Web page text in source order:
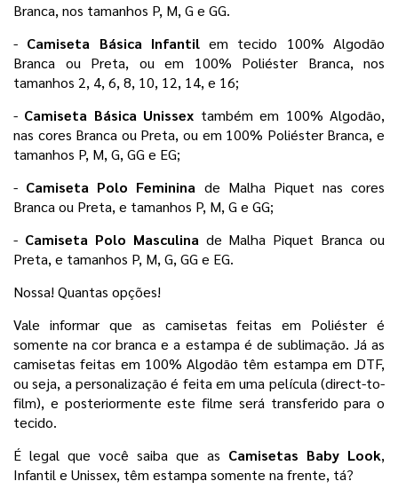
Branca, nos tamanhos P, M, G e GG.
- Camiseta Básica Infantil em tecido 100% Algodão
Branca ou Preta, ou em 100% Poliéster Branca, nos
tamanhos 2, 4, 6, 8, 10, 12, 14, e 16;
- Camiseta Básica Unissex também em 100% Algodão,
nas cores Branca ou Preta, ou em 100% Poliéster Branca, e
tamanhos P, M, G, GG e EG;
- Camiseta Polo Feminina de Malha Piquet nas cores
Branca ou Preta, e tamanhos P, M, G e GG;
- Camiseta Polo Masculina de Malha Piquet Branca ou
Preta, e tamanhos P, M, G, GG e EG.
Nossa! Quantas opções!
Vale informar que as camisetas feitas em Poliéster é
somente na cor branca e a estampa é de sublimação. Já as
camisetas feitas em 100% Algodão têm estampa em DTF,
ou seja, a personalização é feita em uma película (direct-to-
film), e posteriormente este filme será transferido para o
tecido.
É legal que você saiba que as Camisetas Baby Look,
Infantil e Unissex, têm estampa somente na frente, tá?